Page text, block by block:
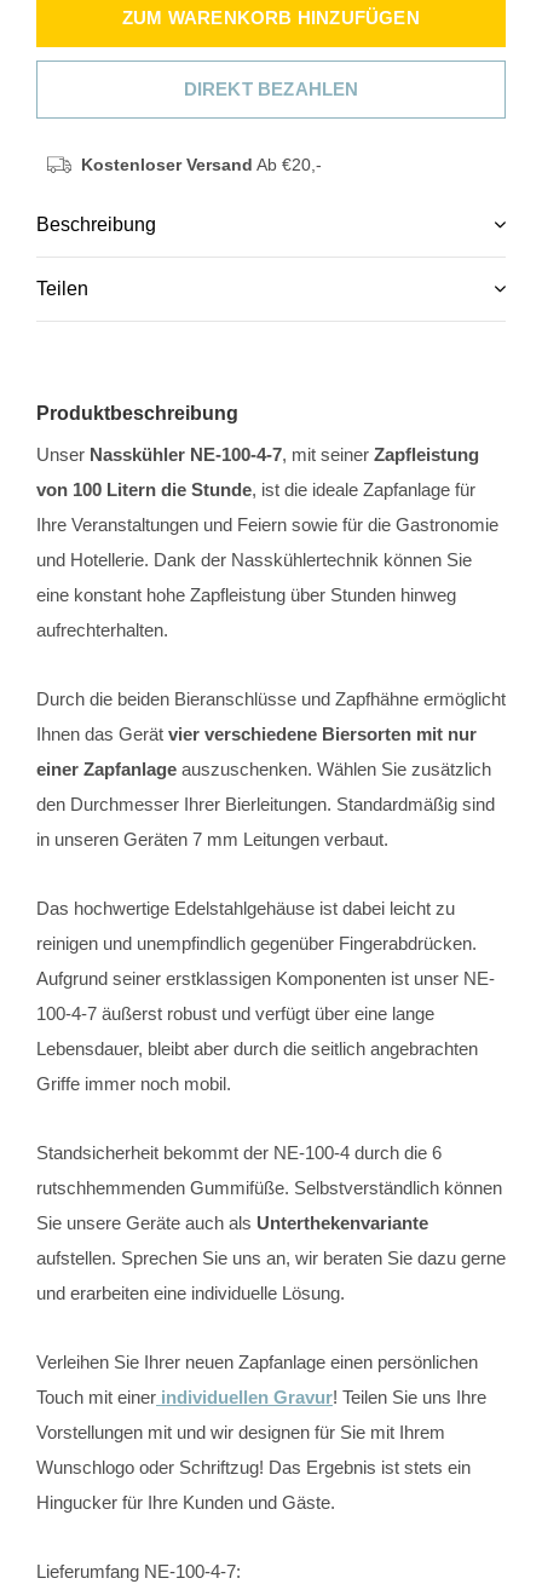
ZUM WARENKORB HINZUFÜGEN
DIREKT BEZAHLEN
Kostenloser Versand Ab €20,-
Beschreibung
Teilen
Produktbeschreibung
Unser Nasskühler NE-100-4-7, mit seiner Zapfleistung
von 100 Litern die Stunde, ist die ideale Zapfanlage für
Ihre Veranstaltungen und Feiern sowie für die Gastronomie
und Hotellerie. Dank der Nasskühlertechnik können Sie
eine konstant hohe Zapfleistung über Stunden hinweg
aufrechterhalten.
Durch die beiden Bieranschlüsse und Zapfhähne ermöglicht
Ihnen das Gerät vier verschiedene Biersorten mit nur
einer Zapfanlage auszuschenken. Wählen Sie zusätzlich
den Durchmesser Ihrer Bierleitungen. Standardmäßig sind
in unseren Geräten 7 mm Leitungen verbaut.
Das hochwertige Edelstahlgehäuse ist dabei leicht zu
reinigen und unempfindlich gegenüber Fingerabdrücken.
Aufgrund seiner erstklassigen Komponenten ist unser NE-
100-4-7 äußerst robust und verfügt über eine lange
Lebensdauer, bleibt aber durch die seitlich angebrachten
Griffe immer noch mobil.
Standsicherheit bekommt der NE-100-4 durch die 6
rutschhemmenden Gummifüße. Selbstverständlich können
Sie unsere Geräte auch als Unterthekenvariante
aufstellen. Sprechen Sie uns an, wir beraten Sie dazu gerne
und erarbeiten eine individuelle Lösung.
Verleihen Sie Ihrer neuen Zapfanlage einen persönlichen
Touch mit einer individuellen Gravur! Teilen Sie uns Ihre
Vorstellungen mit und wir designen für Sie mit Ihrem
Wunschlogo oder Schriftzug! Das Ergebnis ist stets ein
Hingucker für Ihre Kunden und Gäste.
Lieferumfang NE-100-4-7: